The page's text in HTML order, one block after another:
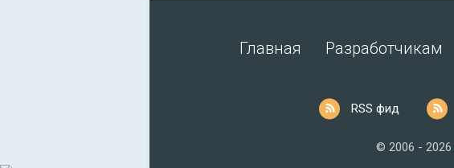
Главная Разработчикам
RSS фид
© 2006 - 2026